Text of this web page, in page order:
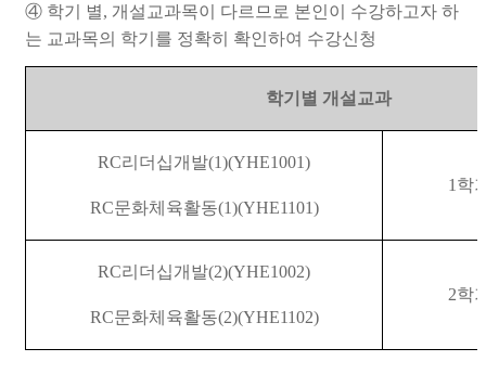
④ 학기 별, 개설교과목이 다르므로 본인이 수강하고자 하
는 교과목의 학기를 정확히 확인하여 수강신청
학기별 개설교과
RC리더십개발(1)(YHE1001)
RC문화체육활동(1)(YHE1101)
1 학
RC리더십개발(2)(YHE1002)
RC문화체육활동(2)(YHE1102)
2학